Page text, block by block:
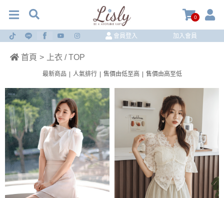
0
會員登入 加入會員
首頁 > 上衣 / TOP
最新商品 人氣排行 售價由低至高 售價由高至低